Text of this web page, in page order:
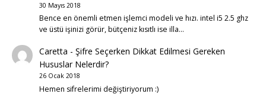
30 Mayıs 2018
Bence en önemli etmen işlemci modeli ve hızı. intel i5 2.5 ghz
ve üstü işinizi görür, bütçeniz kısıtlı ise illa…
Caretta - Şifre Seçerken Dikkat Edilmesi Gereken
Hususlar Nelerdir?
26 Ocak 2018
Hemen sifrelerimi değiştiriyorum :)